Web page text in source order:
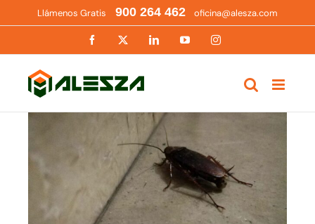
Llámenos Gratis 900 264 462 oficina@alesza.com
Facebook LinkedInYouTubeInstagram
Ver
grande